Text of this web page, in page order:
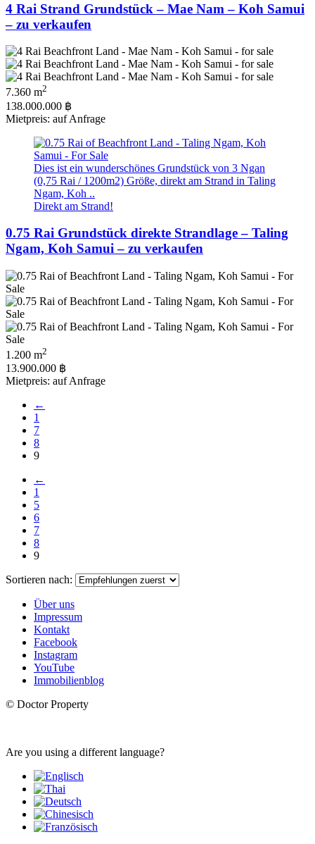
4 Rai Strand Grundstück – Mae Nam – Koh Samui
– zu verkaufen
7.360 m2
138.000.000 ฿
Mietpreis: auf Anfrage
Dies ist ein wunderschönes Grundstück von 3 Ngan
(0,75 Rai / 1200m2) Größe, direkt am Strand in Taling
Ngam, Koh ..
Direkt am Strand!
0.75 Rai Grundstück direkte Strandlage – Taling
Ngam, Koh Samui – zu verkaufen
1.200 m2
13.900.000 ฿
Mietpreis: auf Anfrage
←
1
7
8
9
←
1
5
6
7
8
9
Sortieren nach:
Über uns
Impressum
Kontakt
Facebook
Instagram
YouTube
Immobilienblog
© Doctor Property
Are you using a different language?